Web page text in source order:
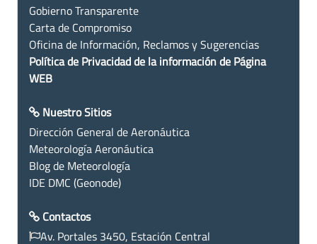
Gobierno Transparente
Carta de Compromiso
Oficina de Información, Reclamos y Sugerencias
Política de Privacidad de la información de Página
WEB
Nuestro Sitios
Dirección General de Aeronáutica
Meteorología Aeronáutica
Blog de Meteorología
IDE DMC (Geonode)
Contactos
Av. Portales 3450, Estación Central